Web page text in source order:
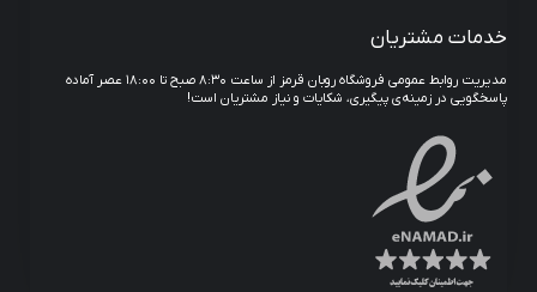
خدمات مشتریان
مدیریت روابط عمومی فروشگاه روبان قرمز از ساعت ۸:۳۰ صبح تا ۱۸:۰۰ عصر آماده
پاسخگویی در زمینه‌ی پیگیری، شکایات و نیاز مشتریان است!